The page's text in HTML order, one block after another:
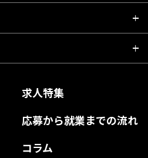
求人特集
応募から就業までの流れ
コラム